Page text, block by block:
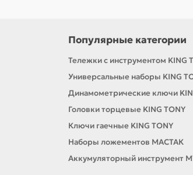
Популярные категории
Тележки с инструментом KING
Универсальные наборы KING
Динамометрические ключи
Головки торцевые KING TONY
Ключи гаечные KING TONY
Наборы ложементов МАСТАК
Аккумуляторный инструмент